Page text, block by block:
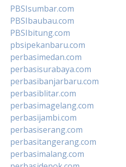
PBSIsumbar.com
PBSIbaubau.com
PBSIbitung.com
pbsipekanbaru.com
perbasimedan.com
perbasisurabaya.com
perbasibanjarbaru.com
perbasiblitar.com
perbasimagelang.com
perbasijambi.com
perbasiserang.com
perbasitangerang.com
perbasimalang.com